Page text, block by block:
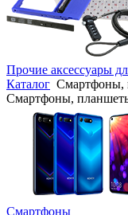
Прочие аксессуары
Каталог Смартфоны,
Смартфоны,
Смартфоны